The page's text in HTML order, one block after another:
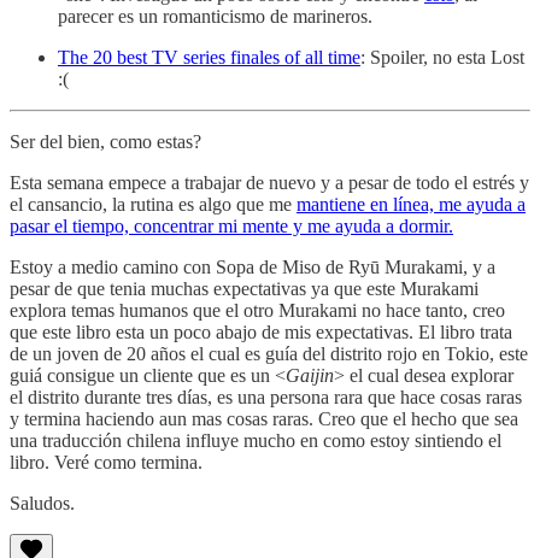
parecer es un romanticismo de marineros.
The 20 best TV series finales of all time: Spoiler, no esta Lost
:(
Ser del bien, como estas?
Esta semana empece a trabajar de nuevo y a pesar de todo el estrés y
el cansancio, la rutina es algo que me mantiene en línea, me ayuda a
pasar el tiempo, concentrar mi mente y me ayuda a dormir.
Estoy a medio camino con Sopa de Miso de Ryū Murakami, y a
pesar de que tenia muchas expectativas ya que este Murakami
explora temas humanos que el otro Murakami no hace tanto, creo
que este libro esta un poco abajo de mis expectativas. El libro trata
de un joven de 20 años el cual es guía del distrito rojo en Tokio, este
guiá consigue un cliente que es un <Gaijin> el cual desea explorar
el distrito durante tres días, es una persona rara que hace cosas raras
y termina haciendo aun mas cosas raras. Creo que el hecho que sea
una traducción chilena influye mucho en como estoy sintiendo el
libro. Veré como termina.
Saludos.